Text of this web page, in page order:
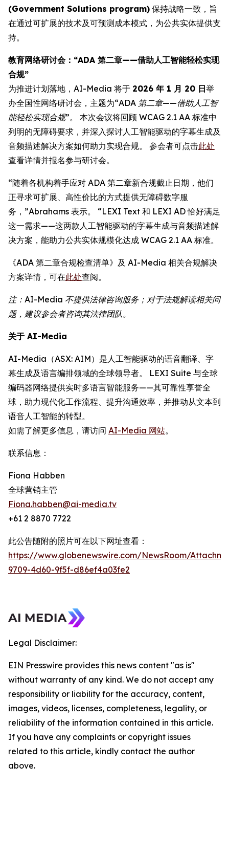
(Government Solutions program) 保持战略一致，旨
在通过可扩展的技术及可预测成本模式，为公共实体提供支
持。
教育网络研讨会：“ADA 第二章——借助人工智能轻松实现
合规”
为推进计划落地，AI-Media 将于 2026 年 1 月 20 日举
办全国性网络研讨会，主题为“ADA 第二章——借助人工智
能轻松实现合规”。 本次会议将回顾 WCAG 2.1 AA 标准中
列明的无障碍要求，并深入探讨人工智能驱动的字幕生成及
音频描述解决方案如何助力实现合规。 参会者可点击此处
查看详情并报名参与研讨会。
“随着各机构着手应对 ADA 第二章新合规截止日期，他们
正寻求可扩展、高性价比的方式提供无障碍数字服
务，”Abrahams 表示。 “LEXI Text 和 LEXI AD 恰好满足
这一需求——这两款人工智能驱动的字幕生成与音频描述解
决方案，能助力公共实体规模化达成 WCAG 2.1 AA 标准。
《ADA 第二章合规检查清单》及 AI-Media 相关合规解决
方案详情，可在此处查阅。
注：AI-Media 不提供法律咨询服务；对于法规解读相关问
题，建议参会者咨询其法律团队。
关于 AI-Media
AI-Media（ASX: AIM）是人工智能驱动的语音翻译、字
幕生成及语言编排领域的全球领导者。 LEXI Suite 与全球
编码器网络提供实时多语言智能服务——其可靠性享誉全
球，助力现代化工作流程、提升沟通效率，并推动从文本到
语音人工智能的转型。
如需了解更多信息，请访问 AI-Media 网站。
联系信息：
Fiona Habben
全球营销主管
Fiona.habben@ai-media.tv
+61 2 8870 7722
此公告随附的照片可在以下网址查看：
https://www.globenewswire.com/NewsRoom/
9709-4d60-9f5f-d86ef4a03fe2
Legal Disclaimer:
EIN Presswire provides this news content "as is"
without warranty of any kind. We do not accept any
responsibility or liability for the accuracy, content,
images, videos, licenses, completeness, legality, or
reliability of the information contained in this article.
If you have any complaints or copyright issues
related to this article, kindly contact the author
above.